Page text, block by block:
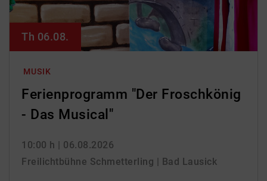
MUSIK
Ferienprogramm "Der Froschkönig
- Das Musical"
10:00 h | 06.08.2026
Freilichtbühne Schmetterling | Bad Lausick
Th 06.08.